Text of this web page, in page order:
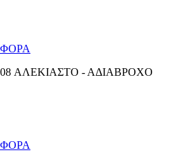
ΑΛΕΚΙΑΣΤΟ - ΑΔΙΑΒΡΟΧΟ